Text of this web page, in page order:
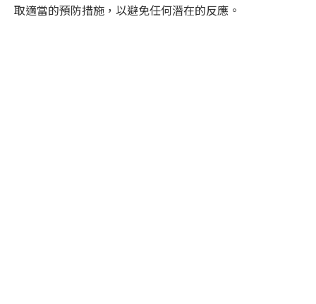
取適當的預防措施，以避免任何潛在的反應。